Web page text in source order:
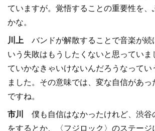
ていますが。覚悟することの重要性を、
かな。
川上 バンドが解散することで音楽が続
いう失敗はもうしたくないと思っていま
ていかなきゃいけないんだろうなってい
ました。その意味では、変な自信があ
ですね。
市川 僕も自信はなかったけれど、渋谷
をするとか、〈フジロック〉のステー